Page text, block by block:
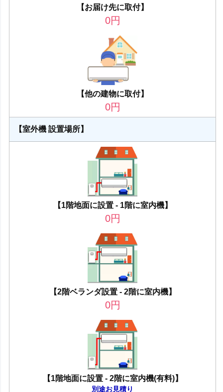
【お届け先に取付】
0円
【他の建物に取付】
0円
【室外機 設置場所】
【1階地面に設置 - 1階に室内機】
0円
【2階ベランダ設置 - 2階に室内機】
0円
【1階地面に設置 - 2階に室内機(有料)】
別途お見積り